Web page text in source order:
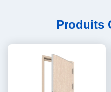
Produits